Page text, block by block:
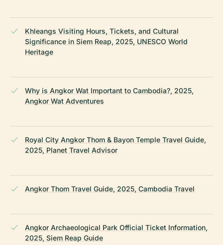
Khleangs Visiting Hours, Tickets, and Cultural
Significance in Siem Reap, 2025, UNESCO World
Heritage
Why is Angkor Wat Important to Cambodia?, 2025,
Angkor Wat Adventures
Royal City Angkor Thom & Bayon Temple Travel Guide,
2025, Planet Travel Advisor
Angkor Thom Travel Guide, 2025, Cambodia Travel
Angkor Archaeological Park Official Ticket Information,
2025, Siem Reap Guide